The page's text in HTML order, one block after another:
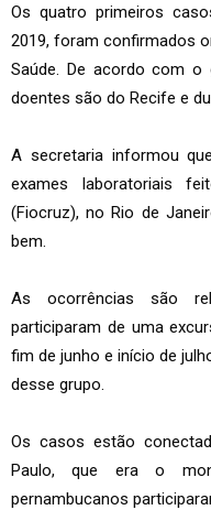
Os quatro primeiros
2019, foram confirmados
Saúde. De acordo com o
doentes são do Recife e
A secretaria informou
exames laboratoriais
(Fiocruz), no Rio de
bem.
As ocorrências são
participaram de uma
fim de junho e início de
desse grupo.
Os casos estão
Paulo, que era o
pernambucanos